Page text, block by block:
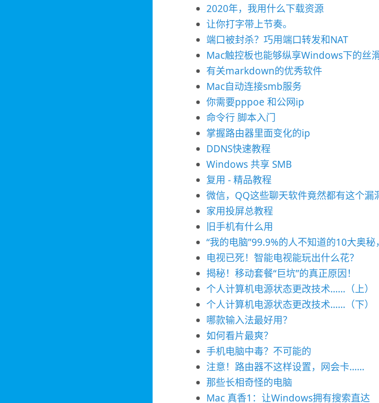
2020年，我用什么下载资源
让你打字带上节奏。
端口被封杀？巧用端口转发和NAT
Mac触控板也能够纵享Windows下的丝
有关markdown的优秀软件
Mac自动连接smb服务
你需要pppoe 和公网ip
命令行 脚本入门
掌握路由器里面变化的ip
DDNS快速教程
Windows 共享 SMB
复用 - 精品教程
微信，QQ这些聊天软件竟然都有这个漏
家用投屏总教程
旧手机有什么用
“我的电脑”99.9%的人不知道的10大奥秘
电视已死！智能电视能玩出什么花？
揭秘！移动套餐“巨坑”的真正原因！
个人计算机电源状态更改技术……（上）
个人计算机电源状态更改技术……（下）
哪款输入法最好用？
如何看片最爽？
手机电脑中毒？不可能的
注意！路由器不这样设置，网会卡……
那些长相奇怪的电脑
Mac 真香1：让Windows拥有搜索直达